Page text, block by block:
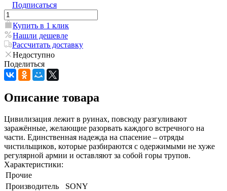
Подписаться
Купить в 1 клик
Нашли дешевле
Рассчитать доставку
Недоступно
Поделиться
Описание товара
Цивилизация лежит в руинах, повсюду разгуливают
заражённые, желающие разорвать каждого встречного на
части. Единственная надежда на спасение – отряды
чистильщиков, которые разбираются с одержимыми не хуже
регулярной армии и оставляют за собой горы трупов.
Характеристики:
Прочие
Производитель
SONY